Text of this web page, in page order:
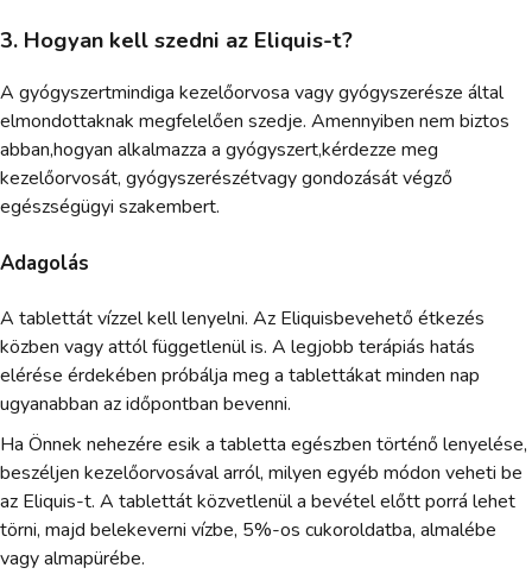
3. Hogyan kell szedni az Eliquis-t?
A gyógyszertmindiga kezelőorvosa vagy gyógyszerésze által
elmondottaknak megfelelően szedje. Amennyiben nem biztos
abban,hogyan alkalmazza a gyógyszert,kérdezze meg
kezelőorvosát, gyógyszerészétvagy gondozását végző
egészségügyi szakembert.
Adagolás
A tablettát vízzel kell lenyelni. Az Eliquisbevehető étkezés
közben vagy attól függetlenül is. A legjobb terápiás hatás
elérése érdekében próbálja meg a tablettákat minden nap
ugyanabban az időpontban bevenni.
Ha Önnek nehezére esik a tabletta egészben történő lenyelése,
beszéljen kezelőorvosával arról, milyen egyéb módon veheti be
az Eliquis-t. A tablettát közvetlenül a bevétel előtt porrá lehet
törni, majd belekeverni vízbe, 5%-os cukoroldatba, almalébe
vagy almapürébe.